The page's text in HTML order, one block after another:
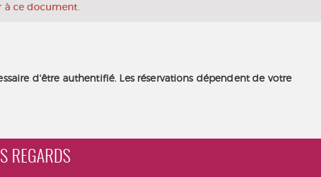
à ce document.
d'être authentifié. Les réservations dépendent de votre
REGARDS